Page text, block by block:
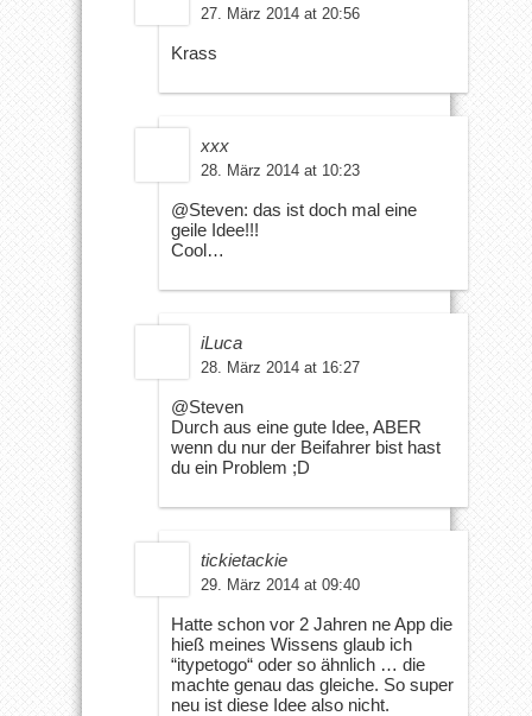
27. März 2014 at 20:56
Krass
xxx
28. März 2014 at 10:23
@Steven: das ist doch mal eine
geile Idee!!!
Cool…
iLuca
28. März 2014 at 16:27
@Steven
Durch aus eine gute Idee, ABER
wenn du nur der Beifahrer bist hast
du ein Problem ;D
tickietackie
29. März 2014 at 09:40
Hatte schon vor 2 Jahren ne App die
hieß meines Wissens glaub ich
“itypetogo“ oder so ähnlich … die
machte genau das gleiche. So super
neu ist diese Idee also nicht.